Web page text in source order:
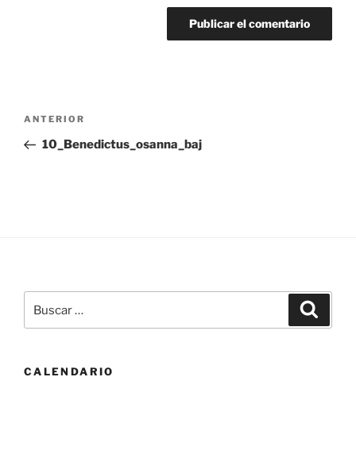
Navegación
entradas
Entrada
anterior:
ANTERIOR
10_Benedictus_osanna_baj
por:
CALENDARIO